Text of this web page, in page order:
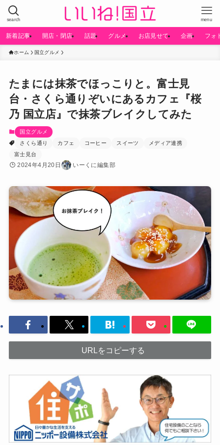
search menu
新着記事 開店・閉店 話題 グルメ お店見せて 企画 フォ
ホーム 国立グルメ
たまには抹茶でほっこりと。富士見
台・さくら通りぞいにあるカフェ『桜
乃 国立店』で抹茶ブレイクしてみた
国立グルメ
さくら通り
カフェ コーヒー スイーツ
メディア連携
富士見台
2024年4月20日 いーくに編集部
URLをコピーする